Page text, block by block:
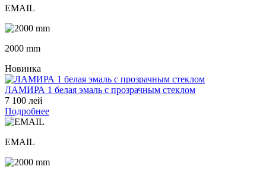
EMAIL
2000 mm
Новинка
ЛАМИРА 1 белая эмаль с прозрачным стеклом
7 100 лей
Подробнее
EMAIL